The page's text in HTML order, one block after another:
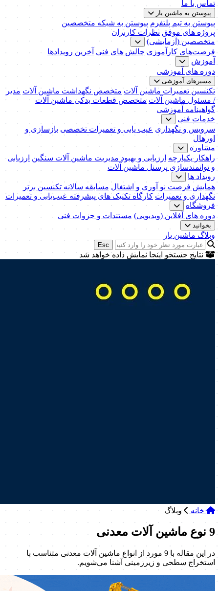
تماس با ما
پیوستن به ماشین یار
پیوستن به تیم پلتفرم پیوستن به شبکه متخصصین
پروژه های موفق نظرات کاربران
متخصصین (آزمایشی)
فرصت‌های کارآموزی چالش های فنی آخرین رویدادها
آموزش
دوره های آموزشی
مسیرهای آموزشی
تکنسین تعمیرات ماشین آلات متخصص نگهداشت ماشین آلات مدیر
/ مسئول ماشین آلات متخصص قطعات یدکی ماشین آلات
گواهینامه آموزشی
خدمات فنی
سرویس و نگهداری عیب یابی و تعمیرات تخصصی بازسازی و
اورهال
مشاوره
راهکار یکپارچه ارزیابی و بهبود مدیریت ماشین آلات سنگین ارزیابی
و توانمندسازی پرسنل ماشین آلات
رویداد ها
همایش فرصت نو آوری و اشتغال مسابقه سالانه تکنسین برتر
نگهداری و تعمیرات کارگاه تکنیک‌ های پیشرفته عیب‌یابی و تعمیرات
فروشگاه
دوره های آفلاین (ویدیویی) مستندات و جزوات فنی
بخوانید
وبلاگ ماشین یار
Esc
نتایج جستجو اینجا نمایش داده خواهد شد
خانه وبلاگ
9 نوع ماشین آلات معدنی
در این مقاله با 9 مورد از انواع ماشین آلات معدنی متناسب با
استخراج سطحی و زیرزمینی آشنا می‌شویم.